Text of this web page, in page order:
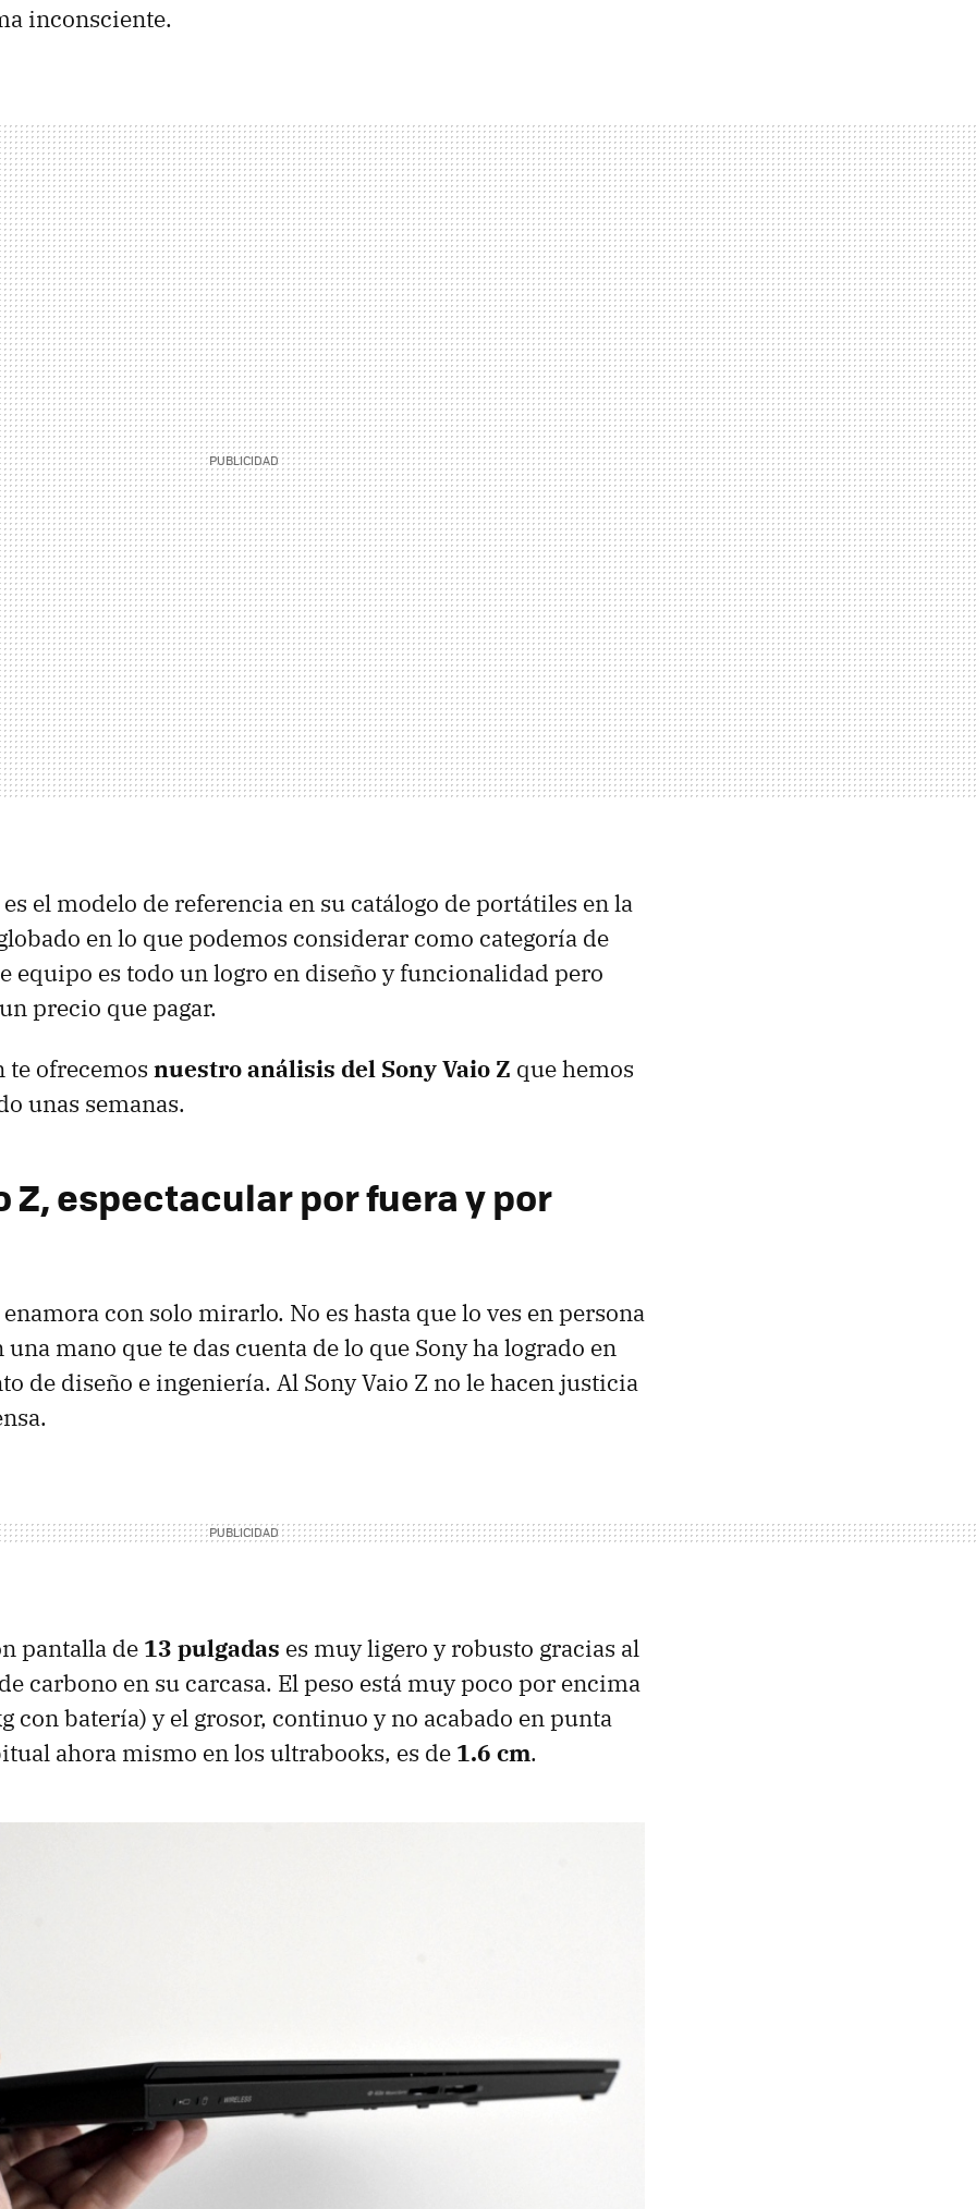
inconsciente.
es el modelo de referencia en su catálogo de portátiles en la
en lo que podemos considerar como categoría de
equipo es todo un logro en diseño y funcionalidad pero
precio que pagar.
ofrecemos nuestro análisis del Sony Vaio Z que hemos
unas semanas.
Z, espectacular por fuera y por
enamora con solo mirarlo. No es hasta que lo ves en persona
una mano que te das cuenta de lo que Sony ha logrado en
de diseño e ingeniería. Al Sony Vaio Z no le hacen justicia
pantalla de 13 pulgadas es muy ligero y robusto gracias al
carbono en su carcasa. El peso está muy poco por encima
con batería) y el grosor, continuo y no acabado en punta
ahora mismo en los ultrabooks, es de 1.6 cm.